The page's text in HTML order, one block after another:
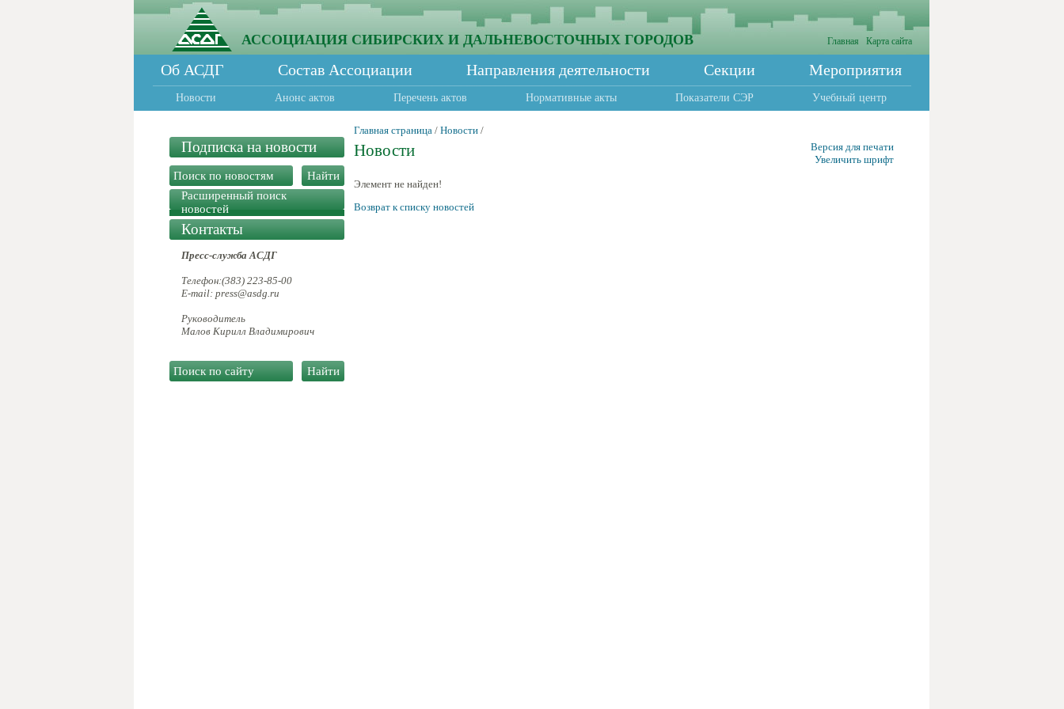
АССОЦИАЦИЯ СИБИРСКИХ И ДАЛЬНЕВОСТОЧНЫХ ГОРОДОВ Главная Карта сайта
Об АСДГ Состав Ассоциации Направления деятельности Секции Мероприятия
Новости Анонс актов Перечень актов Нормативные акты Показатели СЭР Учебный центр
Подписка на новости
Расширенный поиск
новостей
Контакты
Пресс-служба АСДГ
Телефон:(383) 223-85-00
E-mail: press@asdg.ru
Руководитель
Малов Кирилл Владимирович
Главная страница / Новости /
Новости
Версия для печати
Увеличить шрифт
Элемент не найден!
Возврат к списку новостей